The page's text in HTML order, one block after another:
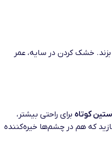
خشک کردن در سایه، عمر
کوتاه برای راحتی بیشتر،
که هم در چشم‌ها خیره‌کننده